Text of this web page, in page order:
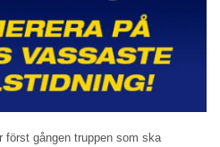
först gången truppen som ska